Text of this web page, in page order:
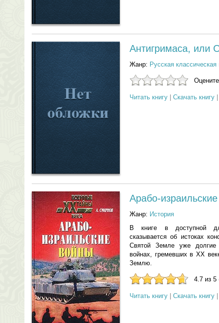
Антигримаса, или
Жанр: Русская классическая
Читать книгу Скачать книгу
Арабо-
Жанр: История
В книге в доступной
сказывается об истоках
Святой Земле уже долгие
войнах, гремевших в XX
Землю.
4.7 из 5
Читать книгу Скачать книгу